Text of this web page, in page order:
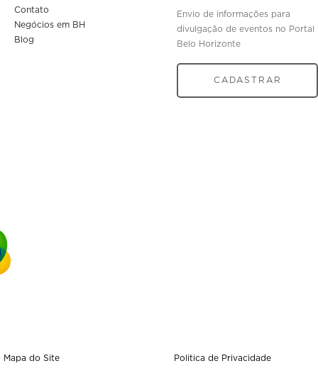
Contato
Negócios em BH
Blog
Envio de informações para
divulgação de eventos no Portal
Belo Horizonte
CADASTRAR
Mapa do Site Politica de Privacidade